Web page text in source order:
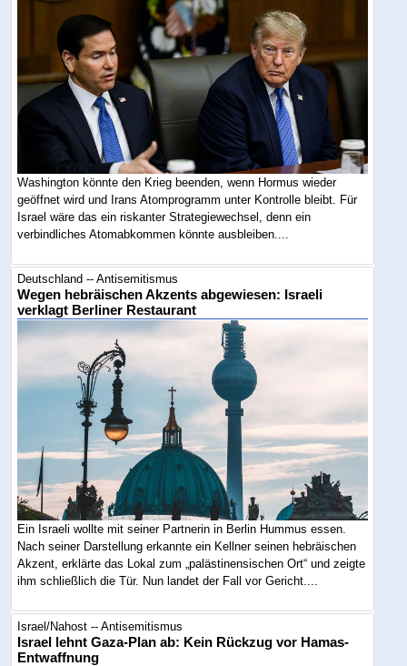
Washington könnte den Krieg beenden, wenn Hormus wieder
geöffnet wird und Irans Atomprogramm unter Kontrolle bleibt. Für
Israel wäre das ein riskanter Strategiewechsel, denn ein
verbindliches Atomabkommen könnte ausbleiben....
Deutschland -- Antisemitismus
Wegen hebräischen Akzents abgewiesen: Israeli
verklagt Berliner Restaurant
Ein Israeli wollte mit seiner Partnerin in Berlin Hummus essen.
Nach seiner Darstellung erkannte ein Kellner seinen hebräischen
Akzent, erklärte das Lokal zum „palästinensischen Ort“ und zeigte
ihm schließlich die Tür. Nun landet der Fall vor Gericht....
Israel/Nahost -- Antisemitismus
Israel lehnt Gaza-Plan ab: Kein Rückzug vor Hamas-
Entwaffnung